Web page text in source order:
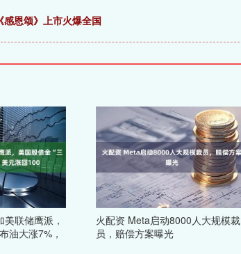
恩颂》上市火爆全国
联储鹰派，
油大涨7%，
火配资 Meta启动8000人大规模裁
员，赔偿方案曝光